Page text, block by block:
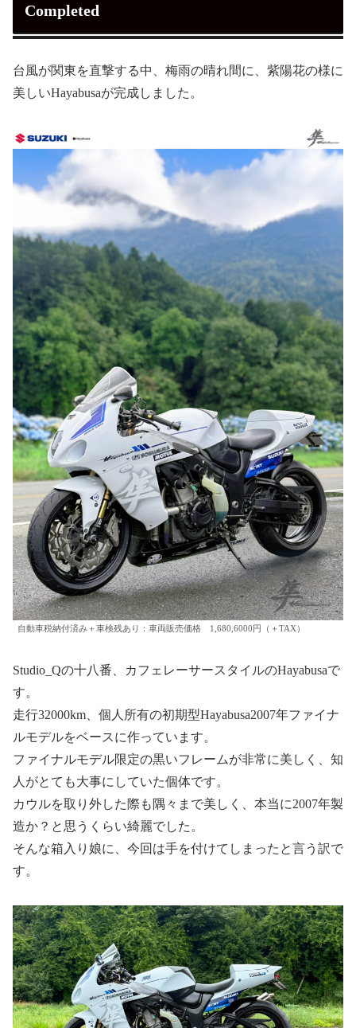
Completed
台風が関東を直撃する中、梅雨の晴れ間に、紫陽花の様に
美しいHayabusaが完成しました。
自動車税納付済み＋車検残あり：車両販売価格 1,680,6000円（＋TAX）
Studio_Qの十八番、カフェレーサースタイルのHayabusaで
す。
走行32000km、個人所有の初期型Hayabusa2007年ファイナ
ルモデルをベースに作っています。
ファイナルモデル限定の黒いフレームが非常に美しく、知
人がとても大事にしていた個体です。
カウルを取り外した際も隅々まで美しく、本当に2007年製
造か？と思うくらい綺麗でした。
そんな箱入り娘に、今回は手を付けてしまったと言う訳で
す。